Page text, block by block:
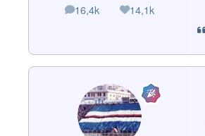
16,4k
messaggi 14,1k
Reputazione